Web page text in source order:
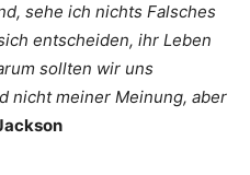
sehe ich nichts Falsches
entscheiden, ihr Leben
sollten wir uns
nicht meiner Meinung, aber